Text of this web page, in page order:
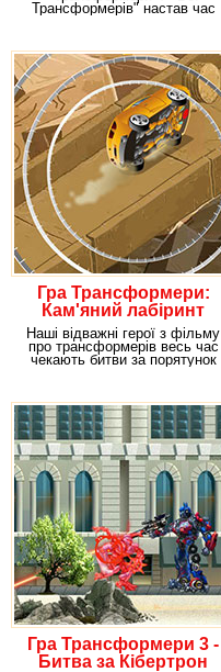
Трансформерів" настав час
Гра Трансформери:
Кам'яний лабіринт
Наші відважні герої з фільму
про трансформерів весь час
чекають битви за порятунок
Гра Трансформери 3 -
Битва за Кібертрон